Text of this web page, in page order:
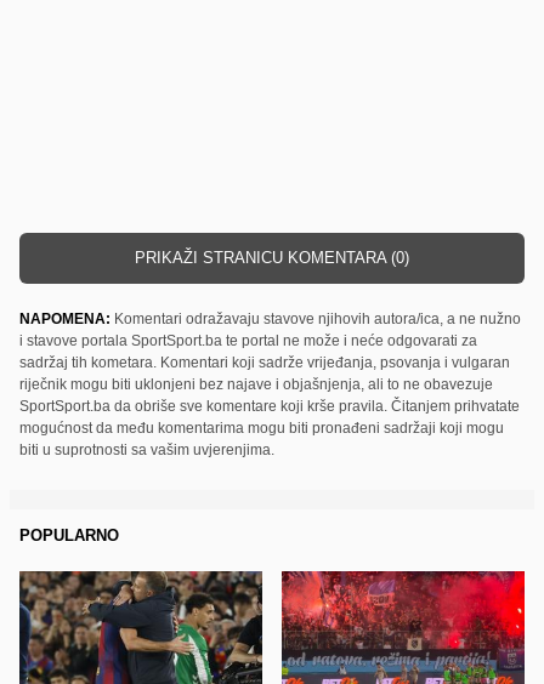
PRIKAŽI STRANICU KOMENTARA (0)
NAPOMENA: Komentari odražavaju stavove njihovih autora/ica, a ne nužno
i stavove portala SportSport.ba te portal ne može i neće odgovarati za
sadržaj tih kometara. Komentari koji sadrže vrijeđanja, psovanja i vulgaran
riječnik mogu biti uklonjeni bez najave i objašnjenja, ali to ne obavezuje
SportSport.ba da obriše sve komentare koji krše pravila. Čitanjem prihvatate
mogućnost da među komentarima mogu biti pronađeni sadržaji koji mogu
biti u suprotnosti sa vašim uvjerenjima.
POPULARNO